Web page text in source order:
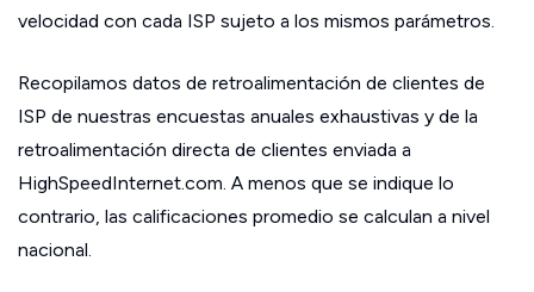
velocidad con cada ISP sujeto a los mismos parámetros.
Recopilamos datos de retroalimentación de clientes de
ISP de nuestras encuestas anuales exhaustivas y de la
retroalimentación directa de clientes enviada a
HighSpeedInternet.com. A menos que se indique lo
contrario, las calificaciones promedio se calculan a nivel
nacional.